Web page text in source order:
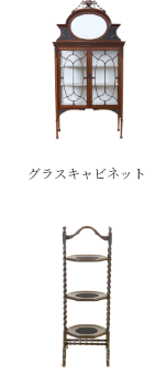
グラスキャビネット